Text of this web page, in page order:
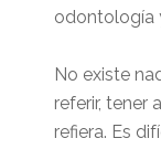
odontología
No existe
referir, tener
refiera. Es